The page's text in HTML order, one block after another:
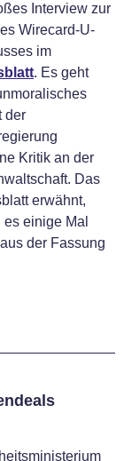
Interview zur
Wirecard-U-
im
. Es geht
der
Kritik an der
Das
erwähnt,
einige Mal
der Fassung